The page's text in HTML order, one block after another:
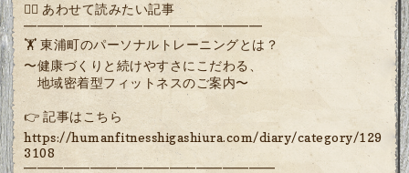
🏋️‍♂️ あわせて読みたい記事
━━━━━━━━━━━━━━━━━━
🏋️ 東浦町のパーソナルトレーニングとは？
〜健康づくりと続けやすさにこだわる、
地域密着型フィットネスのご案内〜
👉 記事はこちら
https://humanfitnesshigashiura.com/diary/category/129
3108
━━━━━━━━━━━━━━━━━━━